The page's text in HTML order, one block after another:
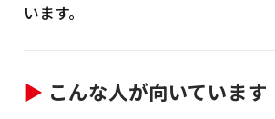
います。
▶ こんな人が向いています